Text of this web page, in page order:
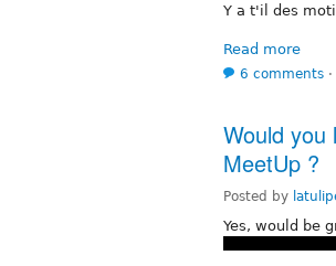
Y a t'il des
Read more
6 comments ⋅
Would you
MeetUp ?
Posted by
Yes, would be